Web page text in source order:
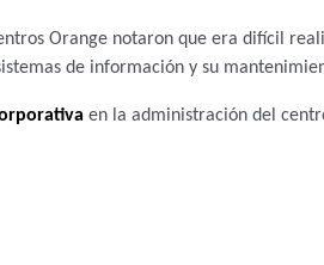
Orange notaron que era difícil
de información y su
en la administración del